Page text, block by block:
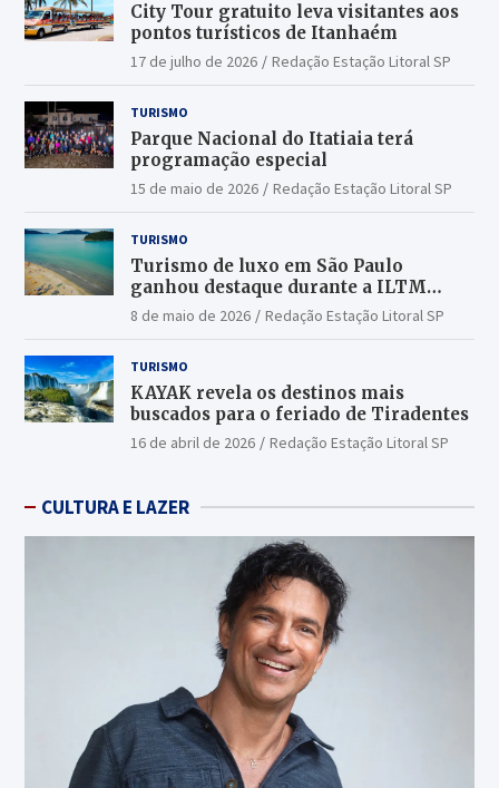
City Tour gratuito leva visitantes aos
pontos turísticos de Itanhaém
17 de julho de 2026 Redação Estação Litoral SP
TURISMO
Parque Nacional do Itatiaia terá
programação especial
15 de maio de 2026 Redação Estação Litoral SP
TURISMO
Turismo de luxo em São Paulo
ganhou destaque durante a ILTM
Latin America 2026
8 de maio de 2026 Redação Estação Litoral SP
TURISMO
KAYAK revela os destinos mais
buscados para o feriado de Tiradentes
16 de abril de 2026 Redação Estação Litoral SP
CULTURA E LAZER